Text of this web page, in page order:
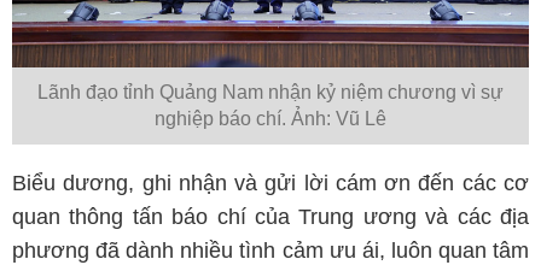
Lãnh đạo tỉnh Quảng Nam nhận kỷ niệm chương vì sự
nghiệp báo chí. Ảnh: Vũ Lê
Biểu dương, ghi nhận và gửi lời cám ơn đến các cơ
quan thông tấn báo chí của Trung ương và các địa
phương đã dành nhiều tình cảm ưu ái, luôn quan tâm